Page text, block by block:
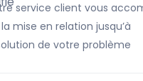
mise en relation jusqu’à
de votre problème